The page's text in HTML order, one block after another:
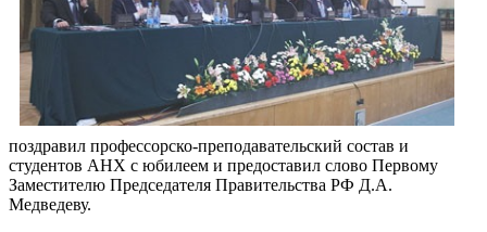
поздравил профессорско-преподавательский состав и
студентов АНХ с юбилеем и предоставил слово Первому
Заместителю Председателя Правительства РФ Д.А.
Медведеву.